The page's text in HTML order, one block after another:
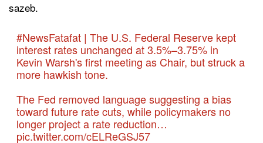
sazeb.
#NewsFatafat| The U.S. Federal Reserve kept
interest rates unchanged at 3.5%–3.75% in
Kevin Warsh's first meeting as Chair, but struck a
more hawkish tone.
The Fed removed language suggesting a bias
toward future rate cuts, while policymakers no
longer project a rate reduction…
pic.twitter.com/cELReGSJ57